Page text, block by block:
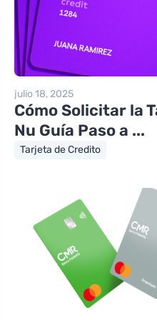
julio 18, 2025
Cómo Solicitar la
Nu Guía Paso a ...
Tarjeta de Credito